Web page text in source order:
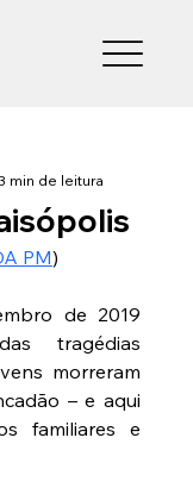
min de leitura
PM)
de 2019
tragédias
morreram
– e aqui
familiares e